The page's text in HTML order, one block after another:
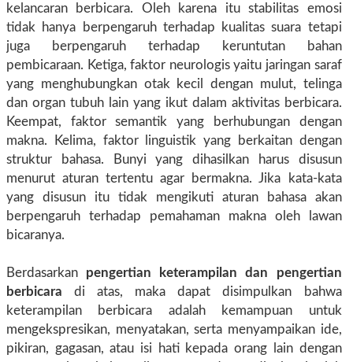
kelancaran berbicara. Oleh karena itu stabilitas emosi
tidak hanya berpengaruh terhadap kualitas suara tetapi
juga berpengaruh terhadap keruntutan bahan
pembicaraan. Ketiga, faktor neurologis yaitu jaringan saraf
yang menghubungkan otak kecil dengan mulut, telinga
dan organ tubuh lain yang ikut dalam aktivitas berbicara.
Keempat, faktor semantik yang berhubungan dengan
makna. Kelima, faktor linguistik yang berkaitan dengan
struktur bahasa. Bunyi yang dihasilkan harus disusun
menurut aturan tertentu agar bermakna. Jika kata-kata
yang disusun itu tidak mengikuti aturan bahasa akan
berpengaruh terhadap pemahaman makna oleh lawan
bicaranya.
Berdasarkan pengertian keterampilan dan pengertian
berbicara di atas, maka dapat disimpulkan bahwa
keterampilan berbicara adalah kemampuan untuk
mengekspresikan, menyatakan, serta menyampaikan ide,
pikiran, gagasan, atau isi hati kepada orang lain dengan